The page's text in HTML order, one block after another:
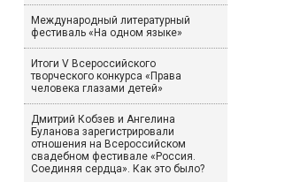
Международный литературный
фестиваль «На одном языке»
Итоги V Всероссийского
творческого конкурса «Права
человека глазами детей»
Дмитрий Кобзев и Ангелина
Буланова зарегистрировали
отношения на Всероссийском
свадебном фестивале «Россия.
Соединяя сердца». Как это было?